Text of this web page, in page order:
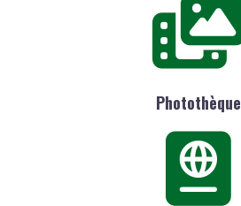
Photothèque